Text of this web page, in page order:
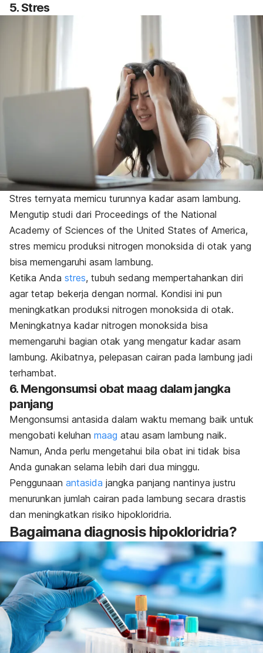
5. Stres
Stres ternyata memicu turunnya kadar asam lambung.
Mengutip studi dari Proceedings of the National
Academy of Sciences of the United States of America,
stres memicu produksi nitrogen monoksida di otak yang
bisa memengaruhi asam lambung.
Ketika Anda stres, tubuh sedang mempertahankan diri
agar tetap bekerja dengan normal. Kondisi ini pun
meningkatkan produksi nitrogen monoksida di otak.
Meningkatnya kadar nitrogen monoksida bisa
memengaruhi bagian otak yang mengatur kadar asam
lambung. Akibatnya, pelepasan cairan pada lambung jadi
terhambat.
6. Mengonsumsi obat maag dalam jangka
panjang
Mengonsumsi antasida dalam waktu memang baik untuk
mengobati keluhan maag atau asam lambung naik.
Namun, Anda perlu mengetahui bila obat ini tidak bisa
Anda gunakan selama lebih dari dua minggu.
Penggunaan antasida jangka panjang nantinya justru
menurunkan jumlah cairan pada lambung secara drastis
dan meningkatkan risiko hipokloridria.
Bagaimana diagnosis hipokloridria?